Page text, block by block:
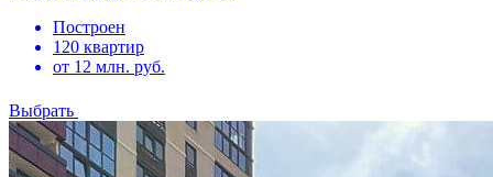
Построен
120 квартир
от 12 млн. руб.
Выбрать